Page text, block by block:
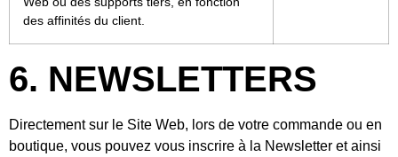
des affinités du client.
6. NEWSLETTERS
Directement sur le Site Web, lors de votre commande ou en
boutique, vous pouvez vous inscrire à la Newsletter et ainsi